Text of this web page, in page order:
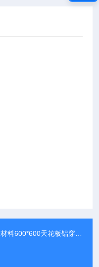
天花板铝穿孔复合隔音板